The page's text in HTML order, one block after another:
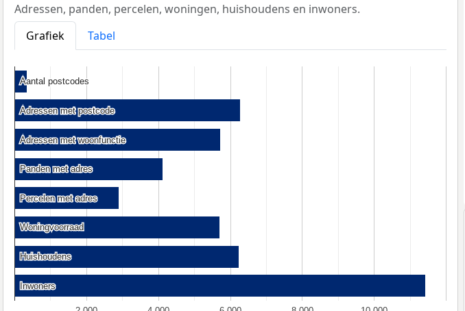
Adressen, panden, percelen, woningen, huishoudens en inwoners.
Grafiek
Tabel
Aantal postcodes
Aantal postcodes
Adressen met postcode
Adressen met postcode
Adressen met woonfunctie
Adressen met woonfunctie
Panden met adres
Panden met adres
Percelen met adres
Percelen met adres
Woningvoorraad
Woningvoorraad
Huishoudens
Huishoudens
Inwoners
Inwoners